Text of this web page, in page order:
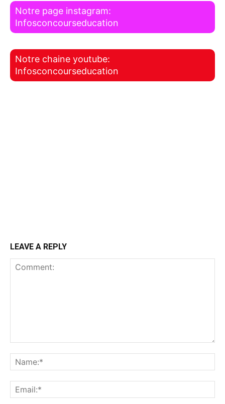
Notre page instagram:
Infosconcourseducation
Notre chaine youtube:
Infosconcourseducation
LEAVE A REPLY